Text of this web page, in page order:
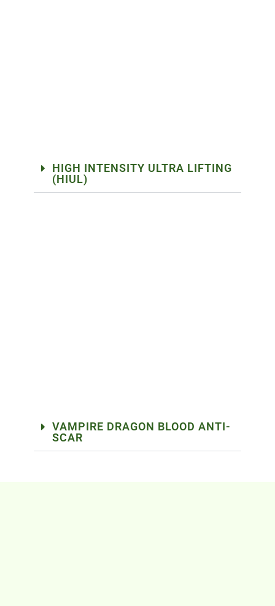
HIGH INTENSITY ULTRA LIFTING
(HIUL)
VAMPIRE DRAGON BLOOD ANTI-
SCAR